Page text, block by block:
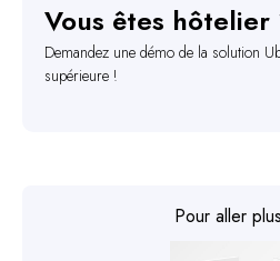
Vous êtes hôtelier
Demandez une démo de la solution
supérieure !
Pour aller